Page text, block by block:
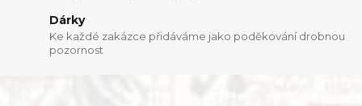
Dárky
Ke každé zakázce přidáváme jako poděkování drobnou
pozornost